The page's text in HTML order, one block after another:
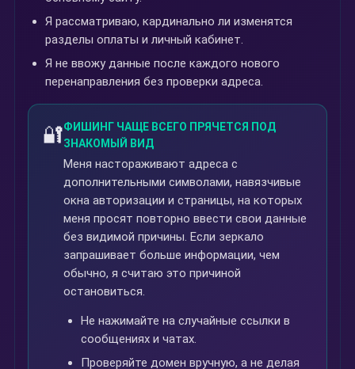
Я рассматриваю, кардинально ли изменятся
разделы оплаты и личный кабинет.
Я не ввожу данные после каждого нового
перенаправления без проверки адреса.
🔐ФИШИНГ ЧАЩЕ ВСЕГО ПРЯЧЕТСЯ ПОД
ЗНАКОМЫЙ ВИД
Меня настораживают адреса с
дополнительными символами, навязчивые
окна авторизации и страницы, на которых
меня просят повторно ввести свои данные
без видимой причины. Если зеркало
запрашивает больше информации, чем
обычно, я считаю это причиной
остановиться.
Не нажимайте на случайные ссылки в
сообщениях и чатах.
Проверяйте домен вручную, а не делая